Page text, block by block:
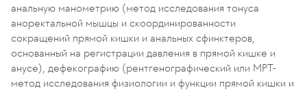
анальную манометрию (метод исследования тонуса
аноректальной мышцы и скоординированности
сокращений прямой кишки и анальных сфинктеров,
основанный на регистрации давления в прямой кишке и
анусе), дефекографию (рентгенографический или МРТ-
метод исследования физиологии и функции прямой кишки и